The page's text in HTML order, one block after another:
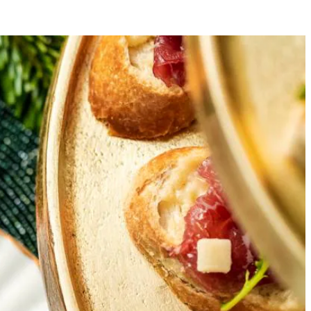
Receptvariaties
recept
8
met de olijfolie en bestrooi met de kaas. Bak de bruschetta in
van de carpaccio en bestrooi met de kaas en
biet in heel dunne plakjes. Beleg met 50 g zachte geitenkaas en
allerhande/grande-entree.